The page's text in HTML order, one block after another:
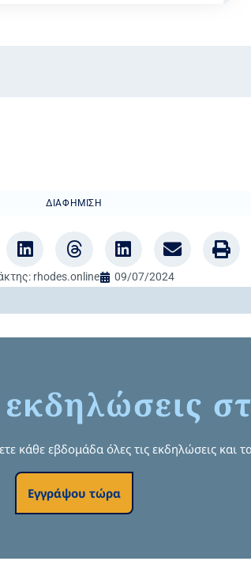
ΔΙΑΦΉΜΙΣΗ
rhodes.online 09/07/2024
εκδηλώσεις
κάθε εβδομάδα όλες τις εκδηλώσεις και
Εγγράψου τώρα